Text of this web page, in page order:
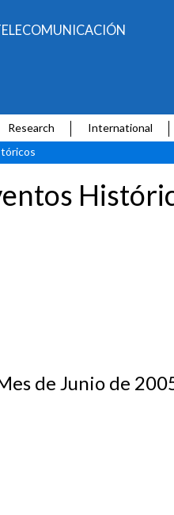
Research International
de Junio de